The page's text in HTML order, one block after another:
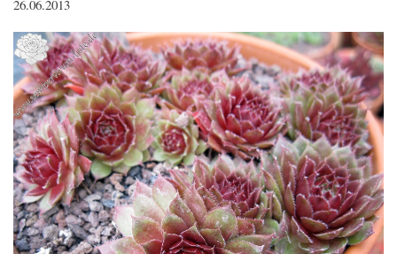
26.06.2013